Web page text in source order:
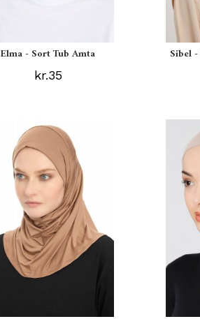
Elma - Sort Tub Amta
kr.35
Sibel